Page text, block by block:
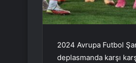
2024 Avrupa Futbol
deplasmanda karşı